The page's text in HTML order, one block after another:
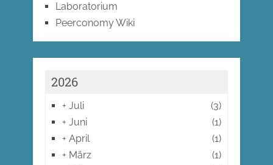
Laboratorium
Peerconomy Wiki
2026
+ Juli
(3)
+ Juni
(1)
+ April
(1)
+ März
(1)